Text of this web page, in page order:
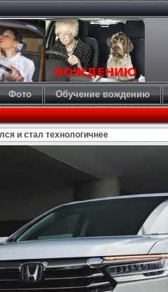
Фото Обучение вождению
и стал технологичнее